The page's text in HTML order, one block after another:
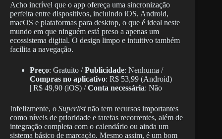
Acho incrível que o app ofereça uma sincronização
perfeita entre dispositivos, incluindo iOS, Android,
macOS e plataformas para desktop, o que é ideal neste
mundo em que ninguém está preso a apenas um
ecossistema digital. O design limpo e intuitivo também
facilita a navegação.
Preço: Gratuito /Publicidade: Nenhuma /
Compras no aplicativo: R$ 53,99 (Android)
| R$ 49,90 (iOS) /Conta necessária: Não
Infelizmente, o Superlistnão tem recursos importantes
como níveis de prioridade e tarefas recorrentes, além de
integração completa com o calendário ou ainda um
sistema básico de marcação. Mesmo assim, é um bom